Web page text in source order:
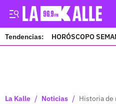
Tendencias: HORÓSCOPO
La Kalle / Noticias / Historia de